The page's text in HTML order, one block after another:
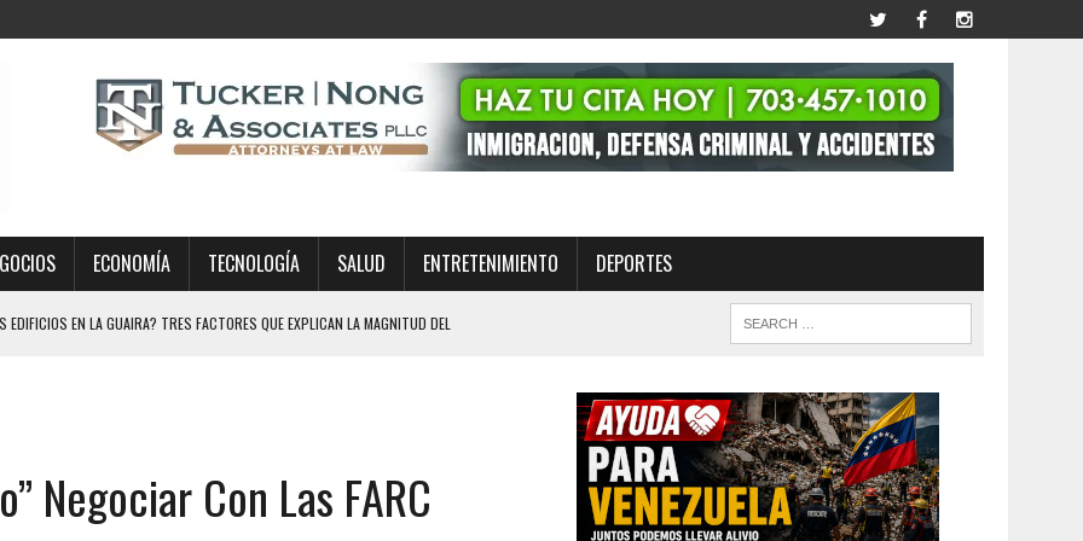
ECONOMÍA TECNOLOGÍA SALUD ENTRETENIMIENTO DEPORTES
EN LA GUAIRA? TRES FACTORES QUE EXPLICAN LA MAGNITUD DEL
EN ESTADOS UNIDOS: QUÉ SIGNIFICA EL FALLO PARA MILLONES DE
GUÍA PARA QUIENES DESEAN COMPLETAR SU EDUCACIÓN
Negociar Con Las FARC